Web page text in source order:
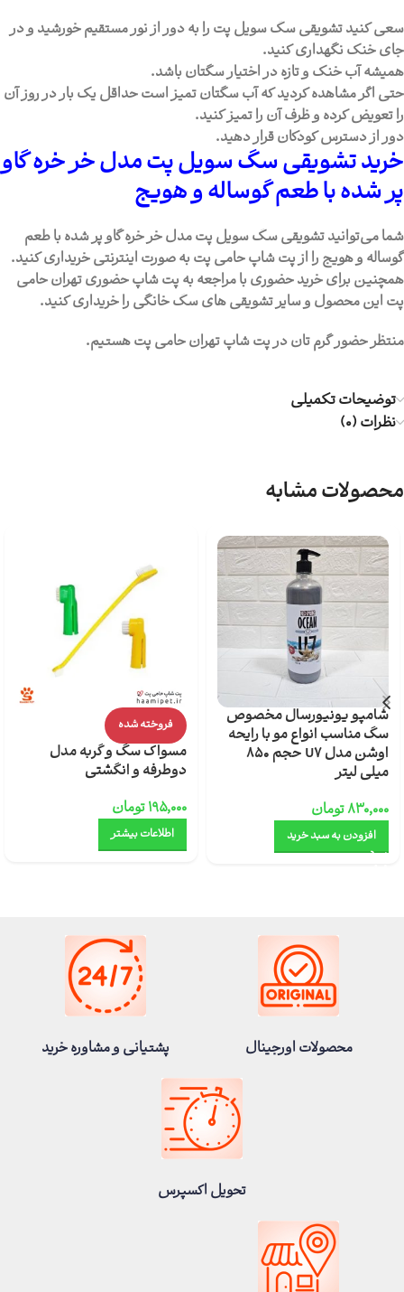
سعی کنید تشویقی سگ سویل پت را به دور از نور مستقیم خورشید و در
جای خنک نگهداری کنید.
همیشه آب خنک و تازه در اختیار سگتان باشد.
حتی اگر مشاهده کردید که آب سگتان تمیز است حداقل یک بار در روز آن
را تعویض کرده و ظرف آن را تمیز کنید.
دور از دسترس کودکان قرار دهید.
خرید تشویقی سگ سویل پت مدل خر خره گاو
پر شده با طعم گوساله و هویج
شما می‌توانید تشویقی سگ سویل پت مدل خر خره گاو پر شده با طعم
گوساله و هویج را از پت شاپ حامی پت به صورت اینترنتی خریداری کنید.
همچنین برای خرید حضوری با مراجعه به پت شاپ حضوری تهران حامی
پت این محصول و سایر تشویقی های سگ خانگی را خریداری کنید.
منتظر حضور گرم تان در پت شاپ تهران حامی پت هستیم.
توضیحات تکمیلی
نظرات (0)
محصولات مشابه
شامپو یونیورسال مخصوص
سگ مناسب انواع مو با رایحه
اوشن مدل U7 حجم 850
میلی لیتر
۸۳۰,۰۰۰تومان
افزودن به سبد خرید
فروخته شده
مسواک سگ و گربه مدل
دوطرفه و انگشتی
۱۹۵,۰۰۰تومان
اطلاعات بیشتر
محصولات اورجینال پشتیانی و مشاوره خرید
تحویل اکسپرس